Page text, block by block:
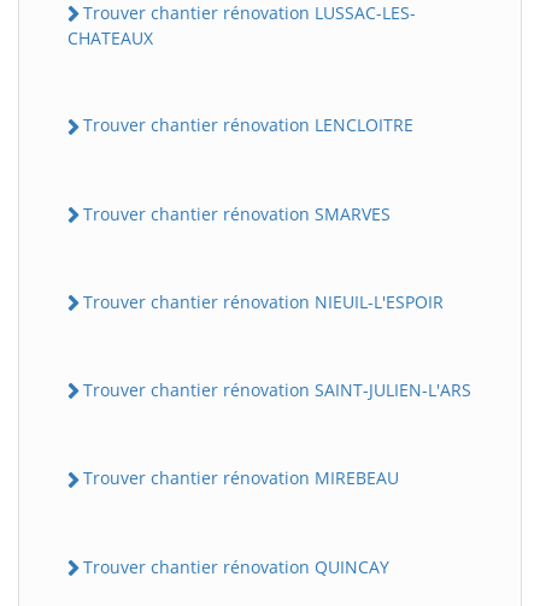
Trouver chantier rénovation LUSSAC-LES-
CHATEAUX
Trouver chantier rénovation LENCLOITRE
Trouver chantier rénovation SMARVES
Trouver chantier rénovation NIEUIL-L'ESPOIR
Trouver chantier rénovation SAINT-JULIEN-L'ARS
Trouver chantier rénovation MIREBEAU
Trouver chantier rénovation QUINCAY